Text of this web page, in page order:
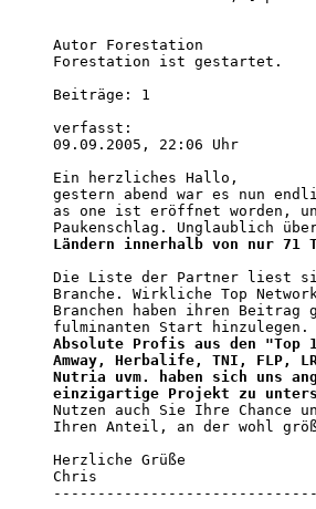
Autor Forestation
Forestation ist gestartet.
Beiträge: 1
verfasst:
09.09.2005, 22:06 Uhr
Ein herzliches Hallo,
gestern abend war es nun
as one ist eröffnet worden,
Paukenschlag. Unglaublich
Ländern innerhalb von nur 71
Die Liste der Partner liest
Branche. Wirkliche Top
Branchen haben ihren
Absolute Profis aus den "Top
Amway, Herbalife, TNI, FLP,
Nutria uvm. haben sich uns
einzigartige Projekt zu
Nutzen auch Sie Ihre Chance
Ihren Anteil, an der wohl
Herzliche Grüße
Chris